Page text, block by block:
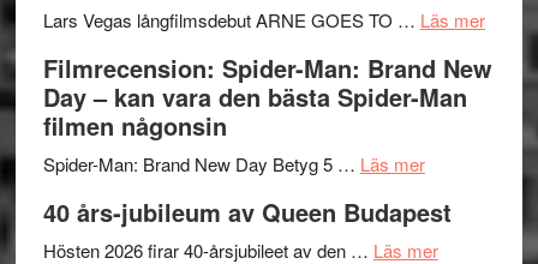
i
styra
Svärtan
välgjort
om
imponerande
unga
Lars Vegas långfilmsdebut ARNE GOES TO … Läs merom
Vegas
Filmrecension: Spider-Man: Brand New
Day – kan vara den bästa Spider-Man
filmen någonsin
Spider-Man: Brand New Day Betyg 5 … Läs merom
Spider-
Man:
40 års-jubileum av Queen Budapest
Hösten 2026 firar 40-årsjubileet av den … Läs merom